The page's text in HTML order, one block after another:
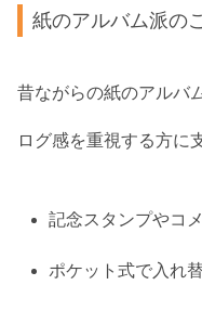
紙のアルバム派の
昔ながらの紙のアルバ
ログ感を重視する方に
記念スタンプやコ
ポケット式で入れ